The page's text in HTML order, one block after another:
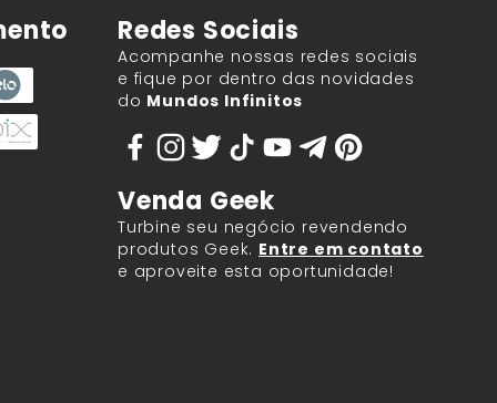
Redes Sociais
Acompanhe nossas redes sociais
e fique por dentro das novidades
do Mundos Infinitos
Venda Geek
Turbine seu negócio revendendo
produtos Geek. Entre em contato
e aproveite esta oportunidade!